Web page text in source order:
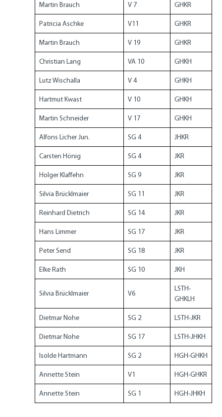
Martin Brauch V 7 GHKR
Patricia Aschke V11 GHKR
Martin Brauch V 19 GHKR
Christian Lang VA 10 GHKH
Lutz Wischalla V 4 GHKH
Hartmut Kwast V 10 GHKH
Martin Schneider V 17 GHKH
Alfons Licher Jun. SG 4 JHKR
Carsten Hönig SG 4 JKR
Holger Klaffehn SG 9 JKR
Silvia Brücklmaier SG 11 JKR
Reinhard Dietrich SG 14 JKR
Hans Limmer SG 17 JKR
Peter Send SG 18 JKR
Elke Rath SG 10 JKH
Silvia Brücklmaier V6
LSTH-
GHKLH
Dietmar Nohe SG 2 LSTH-JKR
Dietmar Nohe SG 17 LSTH-JHKH
Isolde Hartmann SG 2 HGH-GHKH
Annette Stein V1 HGH-GHKR
Annette Stein SG 1 HGH-JHKH